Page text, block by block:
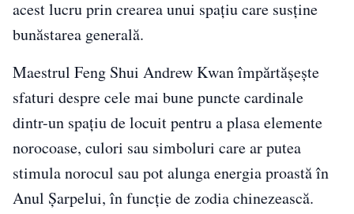
acest lucru prin crearea unui spațiu care susține
bunăstarea generală.
Maestrul Feng Shui Andrew Kwan împărtășește
sfaturi despre cele mai bune puncte cardinale
dintr-un spațiu de locuit pentru a plasa elemente
norocoase, culori sau simboluri care ar putea
stimula norocul sau pot alunga energia proastă în
Anul Șarpelui, în funcție de zodia chinezească.